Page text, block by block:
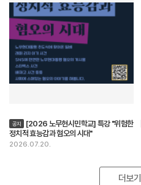
공지
[2026 노무현시민학교] 특강 "위험한
정치적 효능감과 혐오의 시대"
2026.07.20.
더보기